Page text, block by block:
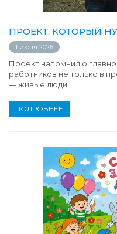
ПРОЕКТ, КОТОРЫЙ
1 июня 2026
Проект напомнил о
работников не только в
— живые люди.
ПОДРОБНЕЕ